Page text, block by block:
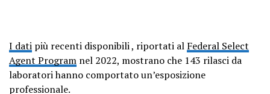
I dati più recenti disponibili , riportati al Federal Select
Agent Program nel 2022, mostrano che 143 rilasci da
laboratori hanno comportato un’esposizione
professionale.